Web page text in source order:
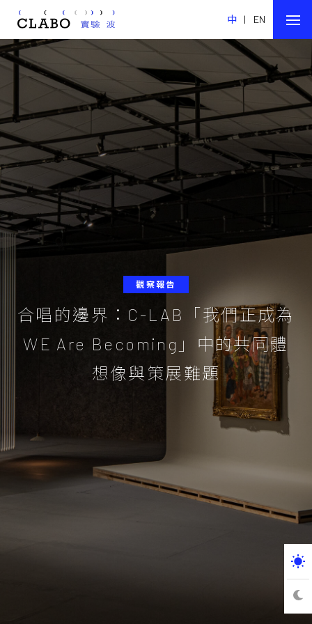
中 | EN
觀察報告
合唱的邊界：C-LAB「我們正成為
WE Are Becoming」中的共同體
想像與策展難題